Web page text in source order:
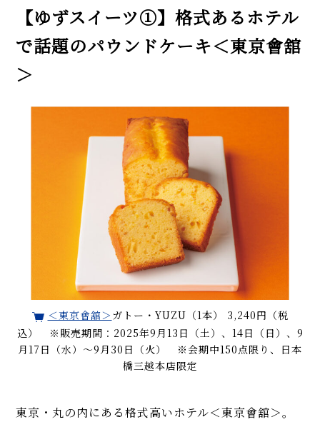
【ゆずスイーツ①】格式あるホテル
で話題のパウンドケーキ＜東京會舘
＞
＜東京會舘＞ ガトー・YUZU（1本） 3,240円（税
込） ※販売期間：2025年9月13日（土）、14日（日）、9
月17日（水）～9月30日（火） ※会期中150点限り、日本
橋三越本店限定
東京・丸の内にある格式高いホテル＜東京會舘＞。